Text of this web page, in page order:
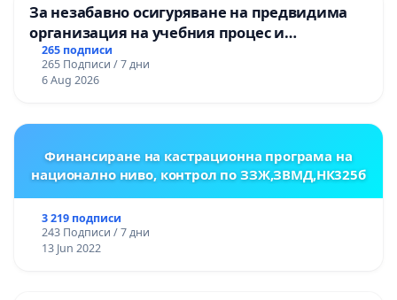
За незабавно осигуряване на предвидима
организация на учебния процес и
гарантиране на правото на равнопоставено
и качествено образование на учениците от
ОУ „Княз Александър I“ и Хуманитарна
265 подписи
265 Подписи / 7 дни
6 Aug 2026
Финансиране на кастрационна програма на
национално ниво, контрол по ЗЗЖ,ЗВМД,НК325б
3 219 подписи
243 Подписи / 7 дни
13 Jun 2022